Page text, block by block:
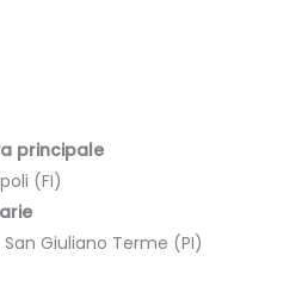
principale
(FI)
Giuliano Terme (PI)